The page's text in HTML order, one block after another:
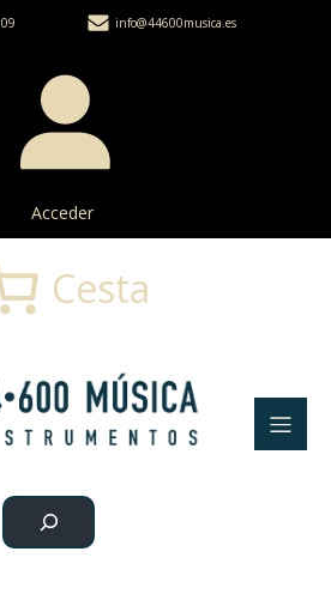
info@44600musica.es
Acceder
Buscar
Cesta